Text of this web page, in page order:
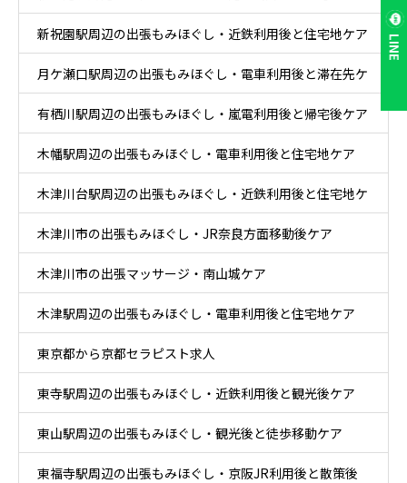
LINE
新祝園駅周辺の出張もみほぐし・近鉄利用後と住宅地ケア
月ケ瀬口駅周辺の出張もみほぐし・電車利用後と滞在先ケ
ア
有栖川駅周辺の出張もみほぐし・嵐電利用後と帰宅後ケア
木幡駅周辺の出張もみほぐし・電車利用後と住宅地ケア
木津川台駅周辺の出張もみほぐし・近鉄利用後と住宅地ケ
ア
木津川市の出張もみほぐし・JR奈良方面移動後ケア
木津川市の出張マッサージ・南山城ケア
木津駅周辺の出張もみほぐし・電車利用後と住宅地ケア
東京都から京都セラピスト求人
東寺駅周辺の出張もみほぐし・近鉄利用後と観光後ケア
東山駅周辺の出張もみほぐし・観光後と徒歩移動ケア
東福寺駅周辺の出張もみほぐし・京阪JR利用後と散策後